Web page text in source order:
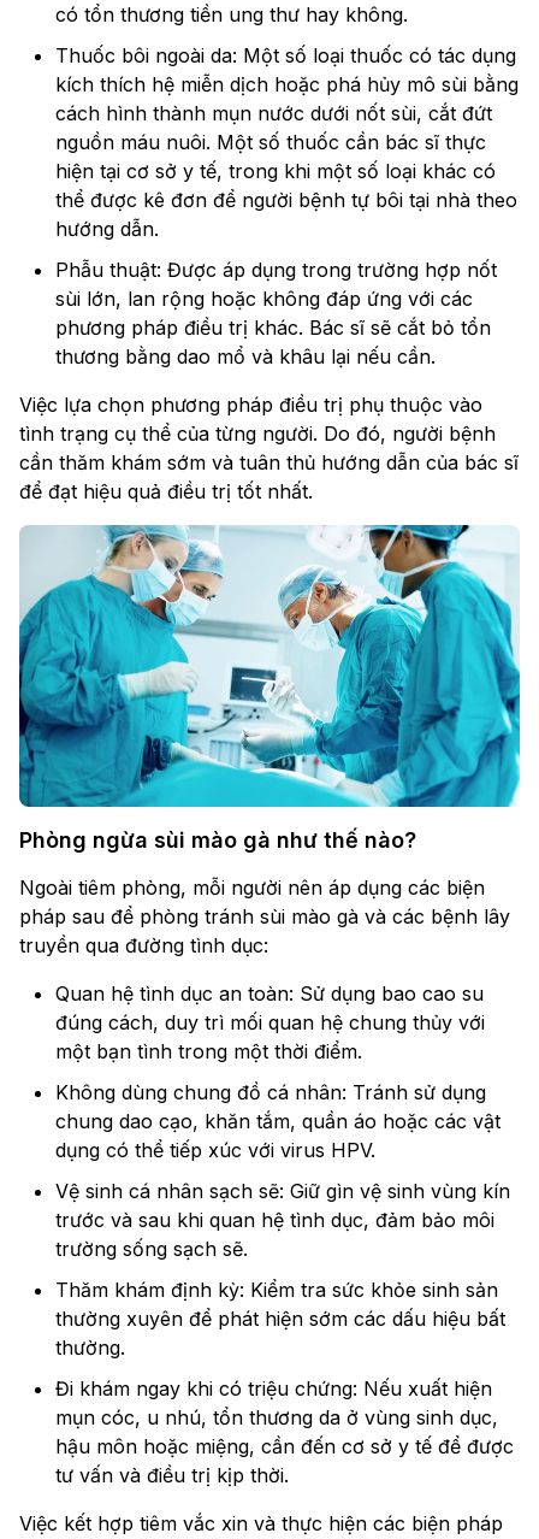
có tổn thương tiền ung thư hay không.
Thuốc bôi ngoài da: Một số loại thuốc có tác dụng
kích thích hệ miễn dịch hoặc phá hủy mô sùi bằng
cách hình thành mụn nước dưới nốt sùi, cắt đứt
nguồn máu nuôi. Một số thuốc cần bác sĩ thực
hiện tại cơ sở y tế, trong khi một số loại khác có
thể được kê đơn để người bệnh tự bôi tại nhà theo
hướng dẫn.
Phẫu thuật: Được áp dụng trong trường hợp nốt
sùi lớn, lan rộng hoặc không đáp ứng với các
phương pháp điều trị khác. Bác sĩ sẽ cắt bỏ tổn
thương bằng dao mổ và khâu lại nếu cần.
Việc lựa chọn phương pháp điều trị phụ thuộc vào
tình trạng cụ thể của từng người. Do đó, người bệnh
cần thăm khám sớm và tuân thủ hướng dẫn của bác sĩ
để đạt hiệu quả điều trị tốt nhất.
Phòng ngừa sùi mào gà như thế nào?
Ngoài tiêm phòng, mỗi người nên áp dụng các biện
pháp sau để phòng tránh sùi mào gà và các bệnh lây
truyền qua đường tình dục:
Quan hệ tình dục an toàn: Sử dụng bao cao su
đúng cách, duy trì mối quan hệ chung thủy với
một bạn tình trong một thời điểm.
Không dùng chung đồ cá nhân: Tránh sử dụng
chung dao cạo, khăn tắm, quần áo hoặc các vật
dụng có thể tiếp xúc với virus HPV.
Vệ sinh cá nhân sạch sẽ: Giữ gìn vệ sinh vùng kín
trước và sau khi quan hệ tình dục, đảm bảo môi
trường sống sạch sẽ.
Thăm khám định kỳ: Kiểm tra sức khỏe sinh sản
thường xuyên để phát hiện sớm các dấu hiệu bất
thường.
Đi khám ngay khi có triệu chứng: Nếu xuất hiện
mụn cóc, u nhú, tổn thương da ở vùng sinh dục,
hậu môn hoặc miệng, cần đến cơ sở y tế để được
tư vấn và điều trị kịp thời.
Việc kết hợp tiêm vắc xin và thực hiện các biện pháp